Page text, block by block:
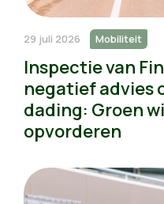
29 juli 2026 Mobiliteit
Inspectie van
negatief advies
dading: Groen
opvorderen